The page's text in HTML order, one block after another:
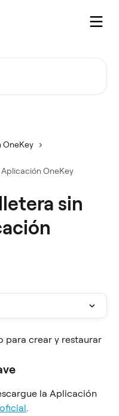
OneKey
OneKey
sin
para crear y restaurar
la Aplicación
.